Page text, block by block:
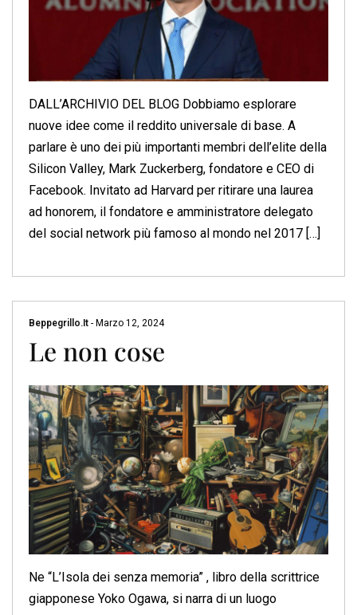
DALL’ARCHIVIO DEL BLOG Dobbiamo esplorare
nuove idee come il reddito universale di base. A
parlare è uno dei più importanti membri dell’elite della
Silicon Valley, Mark Zuckerberg, fondatore e CEO di
Facebook. Invitato ad Harvard per ritirare una laurea
ad honorem, il fondatore e amministratore delegato
del social network più famoso al mondo nel 2017 […]
Beppegrillo.it - Marzo 12, 2024
Le non cose
Ne “L’Isola dei senza memoria” , libro della scrittrice
giapponese Yoko Ogawa, si narra di un luogo